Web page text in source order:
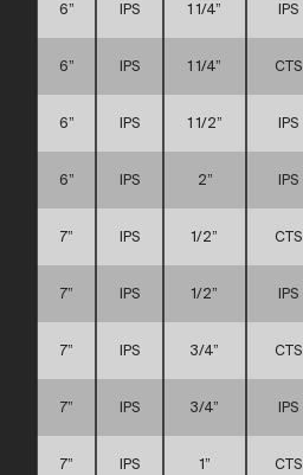
6” IPS 1 1/4” IPS
6” IPS 1 1/4” CTS
6” IPS 1 1/2” IPS
6” IPS 2” IPS
7” IPS 1/2” CTS
7” IPS 1/2” IPS
7” IPS 3/4” CTS
7” IPS 3/4” IPS
7” IPS 1” CTS